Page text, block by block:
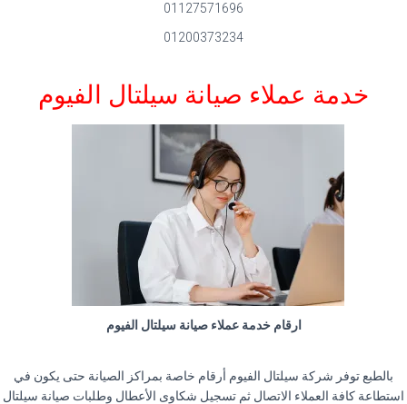
01127571696
01200373234
خدمة عملاء صيانة سيلتال الفيوم
ارقام خدمة عملاء صيانة سيلتال الفيوم
بالطبع توفر شركة سيلتال الفيوم أرقام خاصة بمراكز الصيانة حتى يكون في
استطاعة كافة العملاء الاتصال ثم تسجيل شكاوى الأعطال وطلبات صيانة سيلتال